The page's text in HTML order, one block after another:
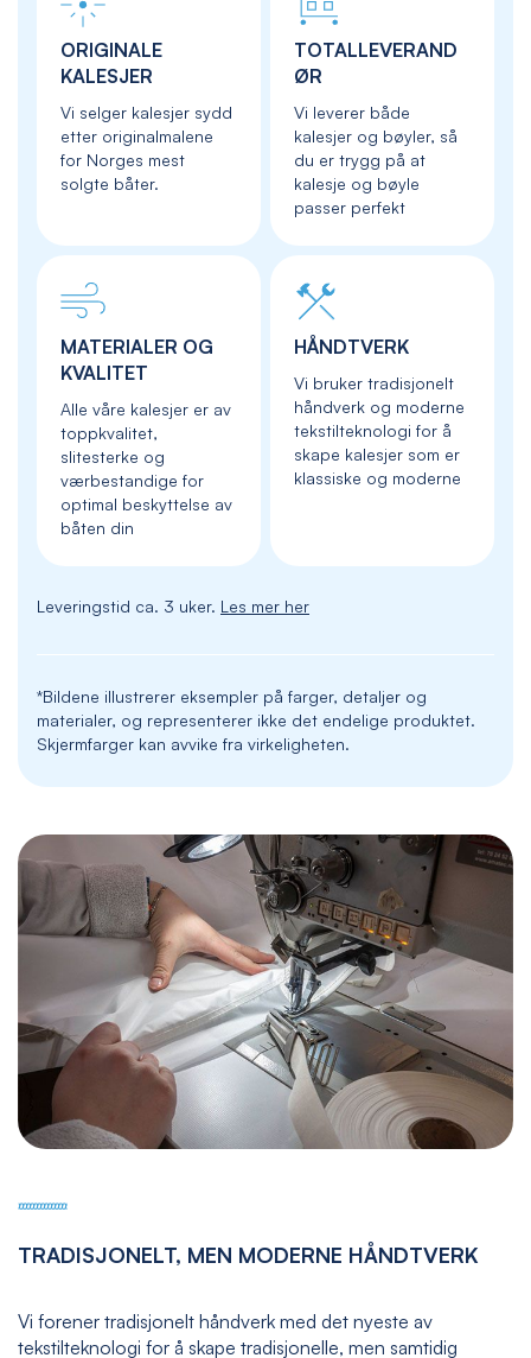
ORIGINALE
KALESJER
Vi selger kalesjer sydd
etter originalmalene
for Norges mest
solgte båter.
TOTALLEVERAND
ØR
Vi leverer både
kalesjer og bøyler, så
du er trygg på at
kalesje og bøyle
passer perfekt
MATERIALER OG
KVALITET
Alle våre kalesjer er av
toppkvalitet,
slitesterke og
værbestandige for
optimal beskyttelse av
båten din
HÅNDTVERK
Vi bruker tradisjonelt
håndverk og moderne
tekstilteknologi for å
skape kalesjer som er
klassiske og moderne
Leveringstid ca. 3 uker. Les mer her
*Bildene illustrerer eksempler på farger, detaljer og
materialer, og representerer ikke det endelige produktet.
Skjermfarger kan avvike fra virkeligheten.
TRADISJONELT, MEN MODERNE HÅNDTVERK
Vi forener tradisjonelt håndverk med det nyeste av
tekstilteknologi for å skape tradisjonelle, men samtidig